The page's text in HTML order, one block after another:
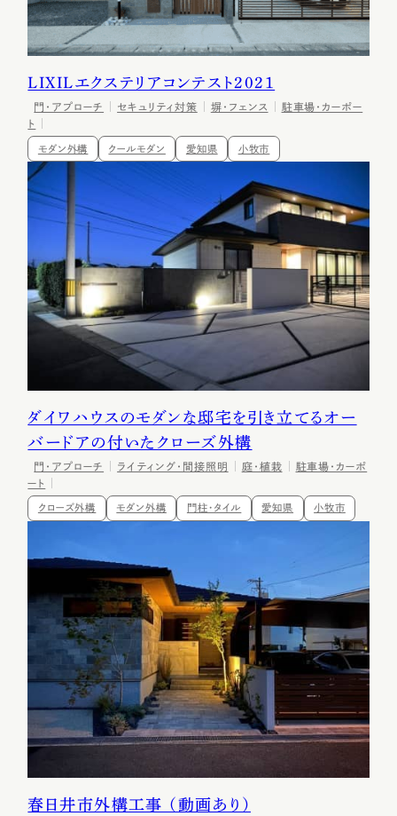
LIXILエクステリアコンテスト2021
門・アプローチ セキュリティ対策 塀・フェンス
駐車場・カーポー
ト
モダン外構 クールモダン 愛知県 小牧市
ダイワハウスのモダンな邸宅を引き立てるオー
バードアの付いたクローズ外構
門・アプローチ ライティング・間接照明 庭・植栽
駐車場・カーポ
ート
クローズ外構 モダン外構 門柱・タイル 愛知県 小牧市
春日井市外構工事 （動画あり）